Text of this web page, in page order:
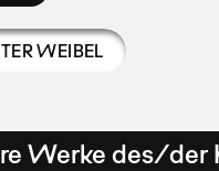
WEIBEL
Werke des/der